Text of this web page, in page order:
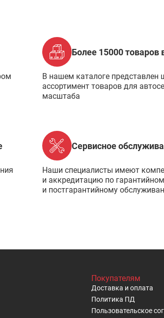
Более 15000 товаров
В нашем каталоге представлен
ассортимент товаров для
масштаба
Сервисное
Наши специалисты имеют
и аккредитацию по
и постгарантийному
Покупателям
Доставка и оплата
Политика ПД
Пользовательское